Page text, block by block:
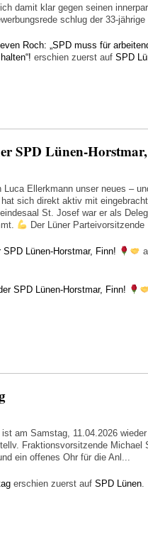
damit klar gegen seinen
schlug der 33-
Roch: „SPD muss für
erschien zuerst auf SPD
SPD Lünen-
Ellerkmann unser neues –
sich direkt aktiv mit
St. Josef war er als
Der Lüner
Lünen-Horstmar, Finn!
SPD Lünen-Horstmar, Finn!
am Samstag, 11.04.2026
Fraktionsvorsitzende Michael
ein offenes Ohr für die Anl...
erschien zuerst auf SPD Lünen.